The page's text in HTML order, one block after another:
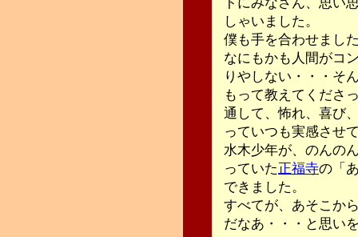
しゃいました。
僕も手を合わせまし
なにもかも人間がコ
りやしない・・・そ
もって教えてくださ
通して、怖れ、喜び
っていつも実感させ
水木少年が、のんの
っていた正福寺の「
できました。
すべてが、あそこか
だなあ・・・と思い